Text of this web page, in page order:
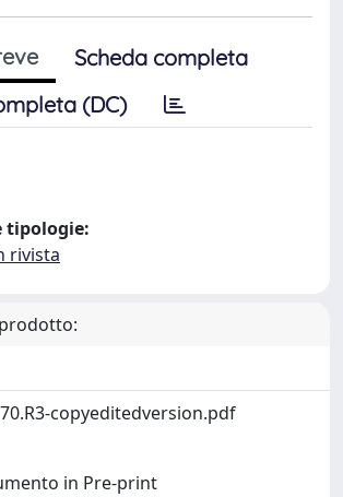
Scheda completa
(DC)
tipologie:
rivista
copyeditedversion.pdf
in Pre-print